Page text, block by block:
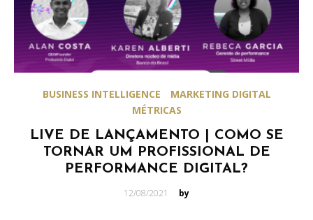
BUSINESS INTELLIGENCE
MARKETING DIGITAL
MÉTRICAS
LIVE DE LANÇAMENTO | COMO SE
TORNAR UM PROFISSIONAL DE
PERFORMANCE DIGITAL?
Posted
12/08/2021 by